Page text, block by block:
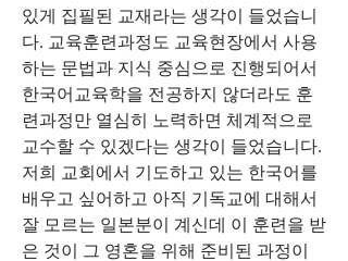
있게 집필된 교재라는 생각이 들었습니
다. 교육훈련과정도 교육현장에서 사용
하는 문법과 지식 중심으로 진행되어서
한국어교육학을 전공하지 않더라도 훈
련과정만 열심히 노력하면 체계적으로
교수할 수 있겠다는 생각이 들었습니다.
저희 교회에서 기도하고 있는 한국어를
배우고 싶어하고 아직 기독교에 대해서
잘 모르는 일본분이 계신데 이 훈련을 받
은 것이 그 영혼을 위해 준비된 과정이